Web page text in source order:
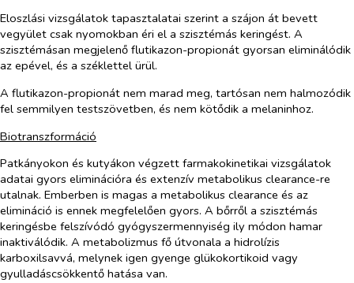
Eloszlási vizsgálatok tapasztalatai szerint a szájon át bevett
vegyület csak nyomokban éri el a szisztémás keringést. A
szisztémásan megjelenő flutikazon-propionát gyorsan eliminálódik
az epével, és a széklettel ürül.
A flutikazon-propionát nem marad meg, tartósan nem halmozódik
fel semmilyen testszövetben, és nem kötődik a melaninhoz.
Biotranszformáció
Patkányokon és kutyákon végzett farmakokinetikai vizsgálatok
adatai gyors eliminációra és extenzív metabolikus clearance-re
utalnak. Emberben is magas a metabolikus clearance és az
elimináció is ennek megfelelően gyors. A bőrről a szisztémás
keringésbe felszívódó gyógyszermennyiség ily módon hamar
inaktiválódik. A metabolizmus fő útvonala a hidrolízis
karboxilsavvá, melynek igen gyenge glükokortikoid vagy
gyulladáscsökkentő hatása van.